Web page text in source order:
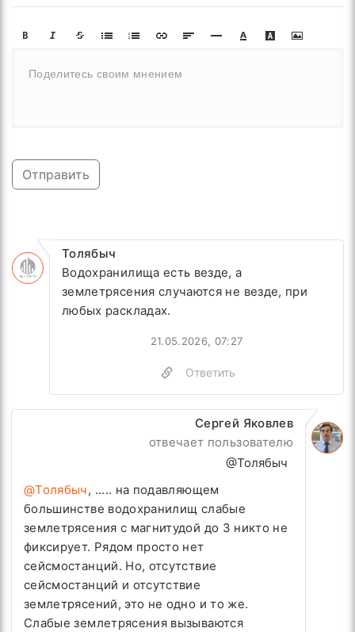
Отправить
Толябыч
Водохранилища есть везде, а
землетрясения случаются не везде, при
любых раскладах.
21.05.2026, 07:27
Ответить
Сергей Яковлев
отвечает пользователю
@Толябыч
@Толябыч, ..... на подавляющем
большинстве водохранилищ слабые
землетрясения с магнитудой до 3 никто не
фиксирует. Рядом просто нет
сейсмостанций. Но, отсутствие
сейсмостанций и отсутствие
землетрясений, это не одно и то же.
Слабые землетрясения вызываются